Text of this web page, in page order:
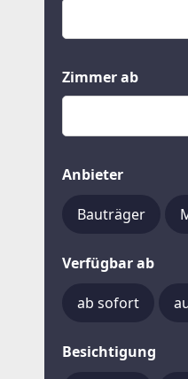
Zimmer ab
Anbieter
Bauträger
Verfügbar ab
ab sofort
Besichtigung